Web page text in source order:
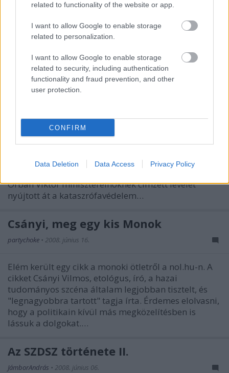
related to functionality of the website or app.
I want to allow Google to enable storage
related to personalization.
I want to allow Google to enable storage
related to security, including authentication
functionality and fraud prevention, and other
user protection.
CONFIRM
Data Deletion Data Access Privacy Policy
Cikksorozatot indítottunk WTF baloldal (Mi az a
baloldal? Kell-e baloldal? Mi lesz a baloldal?) címen,
amelyben azt az egyszerűnek tűnő kérdést tesszük
Unióban, a világban. (Az eddig megjelent írásokat
lásd itt.) A sorozat hatodik…
Zöld Baloldal: "Valódi kárpótlást!"
(Kép: haon.hu)"A vörösiszap-károsultak
küldöttség kereste fel hétfőn Budapesten a
Orbán Viktor miniszterelnöknek címzett levelet
nyújtott át a kataszrófavédelem…
Csányi, meg egy kis Monok
partychoke • 2008. június 16.
Elém került egy cikk a monoki ötletről a nol.hu-n. A
cikket Csányi Vilmos, etológus, író, a hazai
tudományos szcéna általam legjobban tisztelt, és
"legnagyobbra tartott" tagja írta. Érdemes elolvasni,
hogy a politikain kívül más megközelítésben is
lássuk a dolgokat.…
Az SZDSZ története II.
JámborAndrás • 2008. június 06.